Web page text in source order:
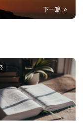
下一篇